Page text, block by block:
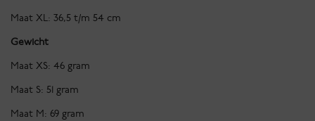
Maat XL: 36,5 t/m 54 cm
Gewicht
Maat XS: 46 gram
Maat S: 51 gram
Maat M: 69 gram